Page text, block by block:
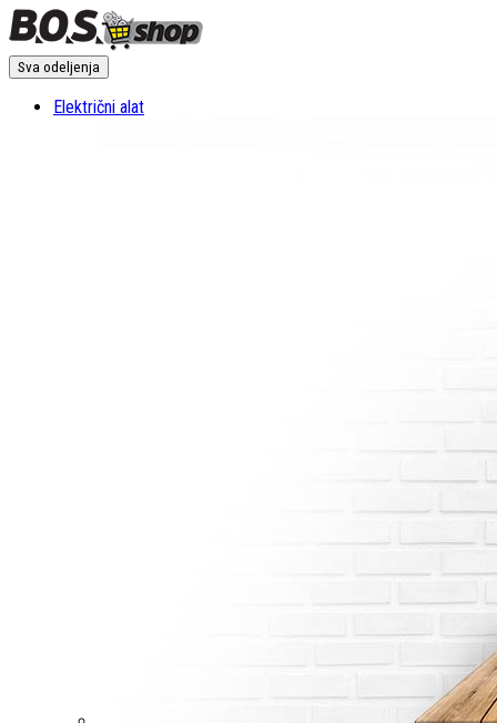
Sva odeljenja
Električni alat